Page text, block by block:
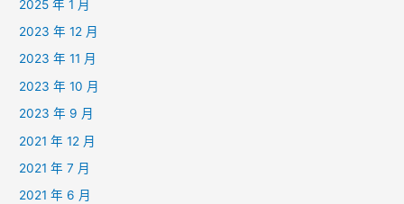
2025 年 1 月
2023 年 12 月
2023 年 11 月
2023 年 10 月
2023 年 9 月
2021 年 12 月
2021 年 7 月
2021 年 6 月